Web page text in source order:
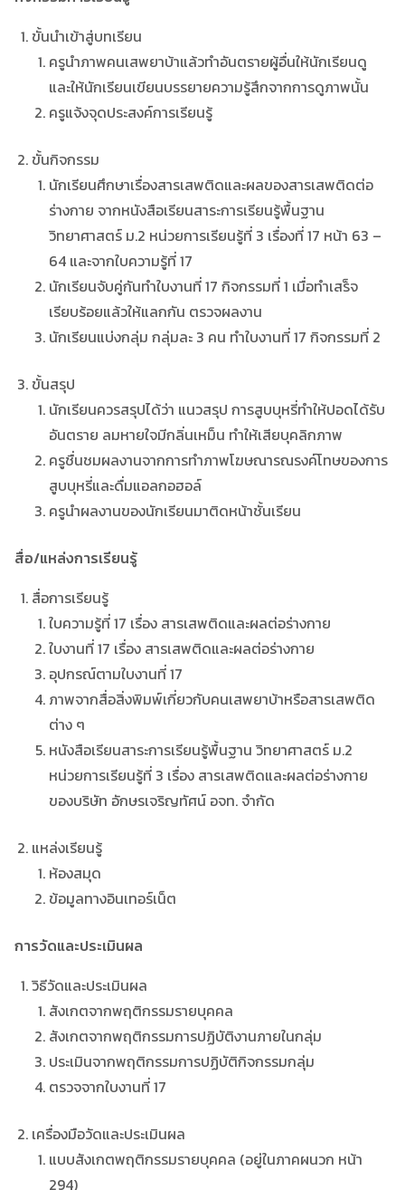
ขั้นนำเข้าสู่บทเรียน
ครูนำภาพคนเสพยาบ้าแล้วทำอันตรายผู้อื่นให้นักเรียนดู
และให้นักเรียนเขียนบรรยายความรู้สึกจากการดูภาพนั้น
ครูแจ้งจุดประสงค์การเรียนรู้
ขั้นกิจกรรม
นักเรียนศึกษาเรื่องสารเสพติดและผลของสารเสพติดต่อ
ร่างกาย จากหนังสือเรียนสาระการเรียนรู้พื้นฐาน
วิทยาศาสตร์ ม.2 หน่วยการเรียนรู้ที่ 3 เรื่องที่ 17 หน้า 63 –
64 และจากใบความรู้ที่ 17
นักเรียนจับคู่กันทำใบงานที่ 17 กิจกรรมที่ 1 เมื่อทำเสร็จ
เรียบร้อยแล้วให้แลกกัน ตรวจผลงาน
นักเรียนแบ่งกลุ่ม กลุ่มละ 3 คน ทำใบงานที่ 17 กิจกรรมที่ 2
ขั้นสรุป
นักเรียนควรสรุปได้ว่า แนวสรุป การสูบบุหรี่ทำให้ปอดได้รับ
อันตราย ลมหายใจมีกลิ่นเหม็น ทำให้เสียบุคลิกภาพ
ครูชื่นชมผลงานจากการทำภาพโฆษณารณรงค์โทษของการ
สูบบุหรี่และดื่มแอลกอฮอล์
ครูนำผลงานของนักเรียนมาติดหน้าชั้นเรียน
สื่อ/แหล่งการเรียนรู้
สื่อการเรียนรู้
ใบความรู้ที่ 17 เรื่อง สารเสพติดและผลต่อร่างกาย
ใบงานที่ 17 เรื่อง สารเสพติดและผลต่อร่างกาย
อุปกรณ์ตามใบงานที่ 17
ภาพจากสื่อสิ่งพิมพ์เกี่ยวกับคนเสพยาบ้าหรือสารเสพติด
ต่าง ๆ
หนังสือเรียนสาระการเรียนรู้พื้นฐาน วิทยาศาสตร์ ม.2
หน่วยการเรียนรู้ที่ 3 เรื่อง สารเสพติดและผลต่อร่างกาย
ของบริษัท อักษรเจริญทัศน์ อจท. จำกัด
แหล่งเรียนรู้
ห้องสมุด
ข้อมูลทางอินเทอร์เน็ต
การวัดและประเมินผล
วิธีวัดและประเมินผล
สังเกตจากพฤติกรรมรายบุคคล
สังเกตจากพฤติกรรมการปฏิบัติงานภายในกลุ่ม
ประเมินจากพฤติกรรมการปฏิบัติกิจกรรมกลุ่ม
ตรวจจากใบงานที่ 17
เครื่องมือวัดและประเมินผล
แบบสังเกตพฤติกรรมรายบุคคล (อยู่ในภาคผนวก หน้า
294)